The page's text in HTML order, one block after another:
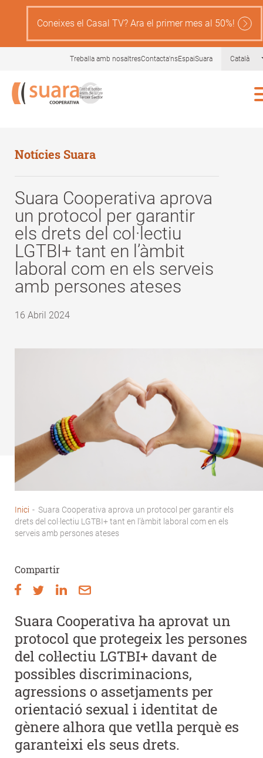
content
Coneixes el Casal TV? Ara el primer mes al 50%!
Treballa amb nosaltresContacta'nsEspaiSuara Català
Notícies Suara
Suara Cooperativa aprova
un protocol per garantir
els drets del col·lectiu
LGTBI+ tant en l’àmbit
laboral com en els serveis
amb persones ateses
16 Abril 2024
Fil
d'Ariadna
Inici - Suara Cooperativa aprova un protocol per garantir els
drets del col·lectiu LGTBI+ tant en l’àmbit laboral com en els
serveis amb persones ateses
Compartir
Suara Cooperativa ha aprovat un
protocol que protegeix les persones
del col·lectiu LGTBI+ davant de
possibles discriminacions,
agressions o assetjaments per
orientació sexual i identitat de
gènere alhora que vetlla perquè es
garanteixi els seus drets.